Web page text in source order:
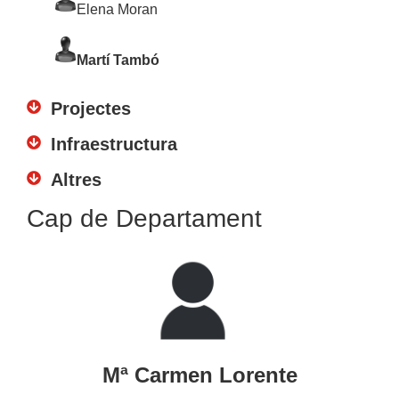
Elena Moran
Martí Tambó
Projectes
Infraestructura
Altres
Cap de Departament
Mª Carmen Lorente